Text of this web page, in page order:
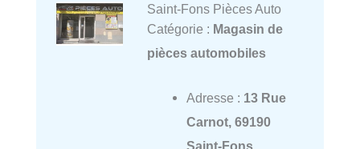
Saint-Fons Pièces Auto
Catégorie : Magasin de
pièces automobiles
Adresse : 13 Rue
Carnot, 69190
Saint-Fons